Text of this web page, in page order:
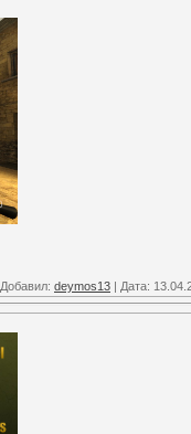
Добавил: deymos13 | Дата: